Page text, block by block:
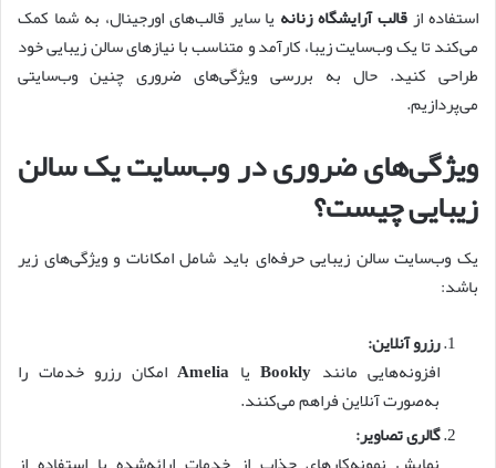
استفاده ازقالب آرایشگاه زنانه یا سایر قالب‌های اورجینال، به شما کمک
می‌کند تا یک وب‌سایت زیبا، کارآمد و متناسب با نیازهای سالن زیبایی خود
طراحی کنید. حال به بررسی ویژگی‌های ضروری چنین وب‌سایتی
می‌پردازیم.
ویژگی‌های ضروری در وب‌سایت یک سالن
زیبایی چیست؟
یک وب‌سایت سالن زیبایی حرفه‌ای باید شامل امکانات و ویژگی‌های زیر
باشد:
رزرو آنلاین:
افزونه‌هایی مانند Bookly یا Amelia امکان رزرو خدمات را
به‌صورت آنلاین فراهم می‌کنند.
گالری تصاویر: